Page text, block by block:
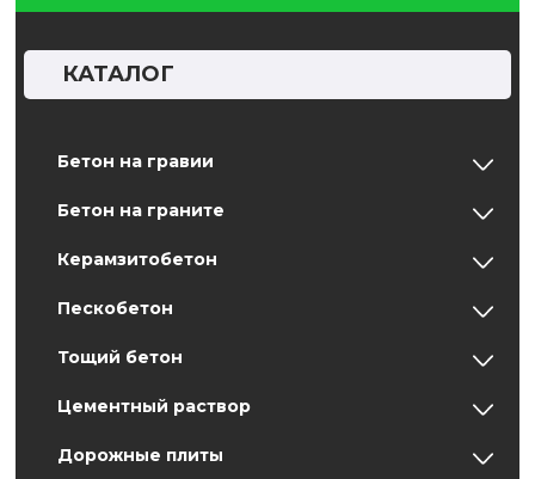
КАТАЛОГ
Бетон на гравии
Бетон на граните
Керамзитобетон
Пескобетон
Тощий бетон
Цементный раствор
Дорожные плиты